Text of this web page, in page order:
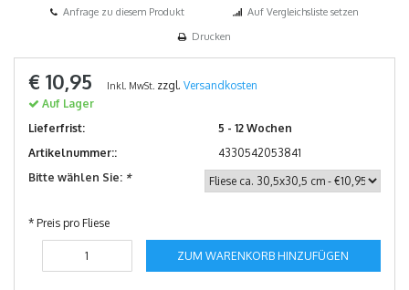
Anfrage zu diesem Produkt
Auf Vergleichsliste setzen
Drucken
€ 10,95 Inkl. MwSt. zzgl. Versandkosten
Auf Lager
Lieferfrist:
5 - 12 Wochen
Artikelnummer::
4330542053841
Bitte wählen Sie: *
* Preis pro Fliese
ZUM WARENKORB HINZUFÜGEN